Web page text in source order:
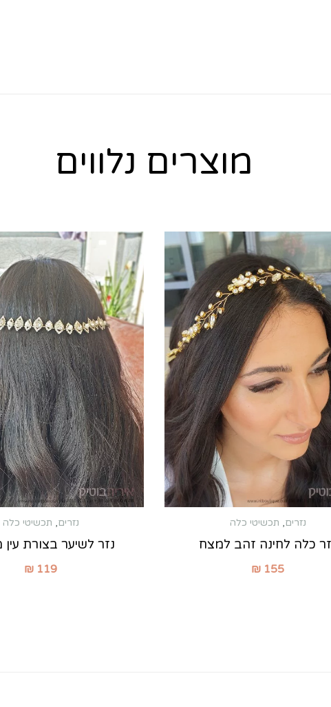
מוצרים נלווים
נזרים, תכשיטי כלה
כלה לחינה זהב למצח
₪ 155
נזרים, תכשיטי כלה
נזר לשיער בצורת
₪ 119